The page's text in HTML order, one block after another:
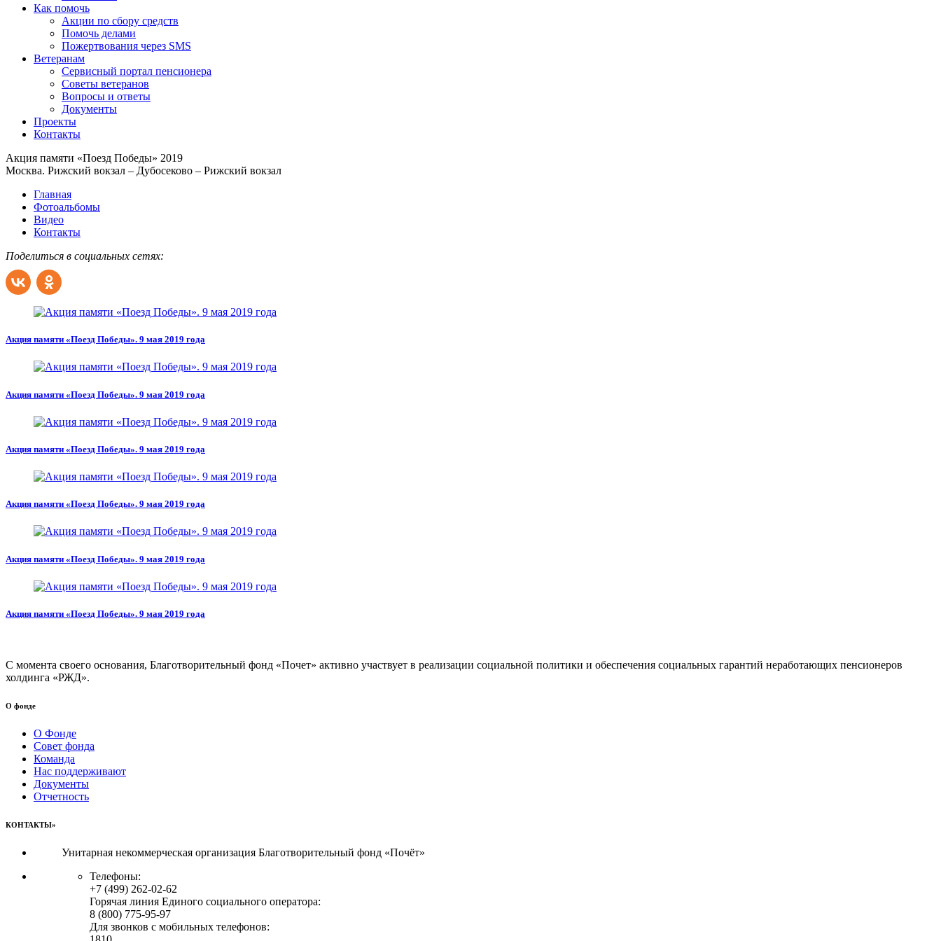
Как помочь
Акции по сбору средств
Помочь делами
Пожертвования через SMS
Ветеранам
Сервисный портал пенсионера
Советы ветеранов
Вопросы и ответы
Документы
Проекты
Контакты
Акция памяти «Поезд Победы» 2019
Москва. Рижский вокзал – Дубосеково – Рижский вокзал
Главная
Фотоальбомы
Видео
Контакты
Поделиться в социальных сетях:
Акция памяти «Поезд Победы». 9 мая 2019 года
Акция памяти «Поезд Победы». 9 мая 2019 года
Акция памяти «Поезд Победы». 9 мая 2019 года
Акция памяти «Поезд Победы». 9 мая 2019 года
Акция памяти «Поезд Победы». 9 мая 2019 года
Акция памяти «Поезд Победы». 9 мая 2019 года
С момента своего основания, Благотворительный фонд «Почет» активно участвует в реализации социальной политики и обеспечения социальных гарантий неработающих пенсионеров
холдинга «РЖД».
О фонде
О Фонде
Совет фонда
Команда
Нас поддерживают
Документы
Отчетность
КОНТАКТЫ»
Унитарная некоммерческая организация Благотворительный фонд «Почёт»
Телефоны:
+7 (499) 262-02-62
Горячая линия Единого социального оператора:
8 (800) 775-95-97
Для звонков с мобильных телефонов: